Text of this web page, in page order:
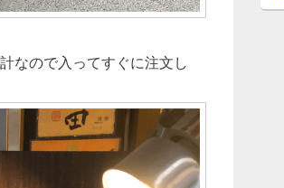
なので入ってすぐに注文し